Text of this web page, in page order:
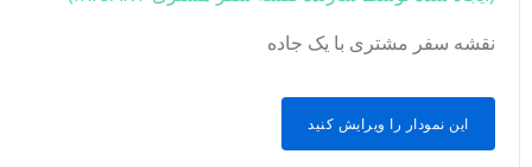
نقشه سفر مشتری با یک جاده
این نمودار را ویرایش کنید